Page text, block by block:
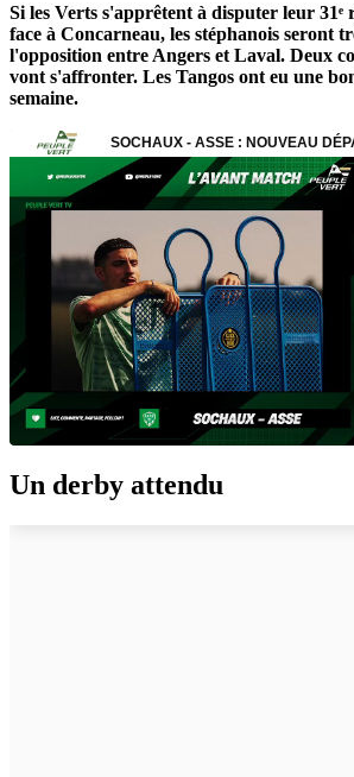
Si les Verts s'apprêtent à disputer leur 31ᵉ
face à Concarneau, les stéphanois seront
l'opposition entre Angers et Laval. Deux
vont s'affronter. Les Tangos ont eu une
semaine.
Un derby attendu